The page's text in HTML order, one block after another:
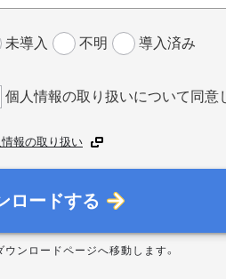
未導入 不明 導入済み
個人情報の取り扱いについて同意
報の取り扱い
ロードする
ウンロードページへ移動します。